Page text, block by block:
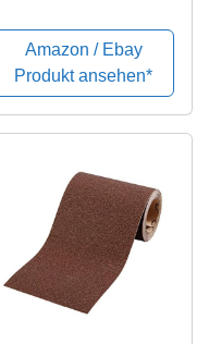
RolleAmazon / Ebay
Produkt ansehen*